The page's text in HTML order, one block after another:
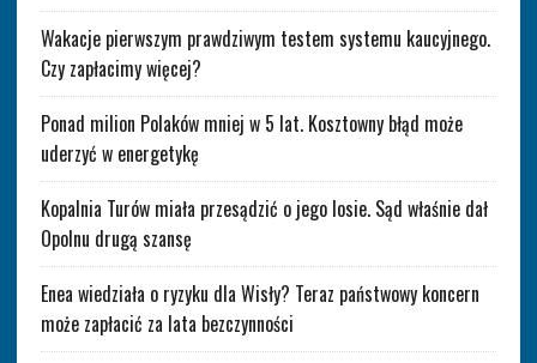
Wakacje pierwszym prawdziwym testem systemu kaucyjnego.
Czy zapłacimy więcej?
Ponad milion Polaków mniej w 5 lat. Kosztowny błąd może
uderzyć w energetykę
Kopalnia Turów miała przesądzić o jego losie. Sąd właśnie dał
Opolnu drugą szansę
Enea wiedziała o ryzyku dla Wisły? Teraz państwowy koncern
może zapłacić za lata bezczynności